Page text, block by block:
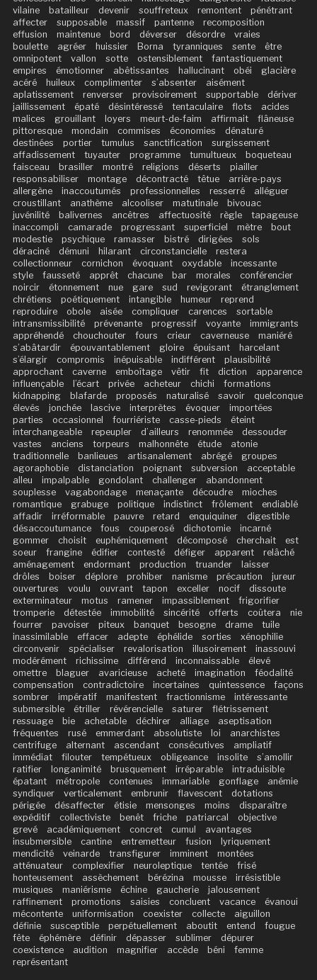
vilaine
batailleur devenir souffreteux remontent
pénétrant
affecter
supposable massif pantenne
recomposition
effusion
maintenue bord déverser désordre
vraies
boulette
agréer huissier Borna tyranniques sente
être
omnipotent
vallon sotte ostensiblement
fantastiquement
empires
émotionner abêtissantes hallucinant obéi
glacière
acéré
huileux complimenter s’absenter
aisément
aplatissement
renverser provisoirement supportable
dériver
jaillissement
épaté désintéressé tentaculaire flots
acides
malices
grouillant loyers meurt-de-faim affirmait
flâneuse
pittoresque
mondain commises économies
dénaturé
destinées
portier tumulus sanctification
surgissement
affadissement
tuyauter programme tumultueux
boqueteau
faisceau
brasiller montré religions déserts
piailler
responsabiliser
montage décontracté têtue
arrière-pays
allergène
inaccoutumés professionnelles resserré
alléguer
croustillant
anathème alcooliser matutinale
bivouac
juvénilité
balivernes ancêtres affectuosité règle
tapageuse
inaccompli
camarade progressant superficiel mètre
bout
modestie
psychique ramasser bistré dirigées
sols
déraciné
démuni hilarant circonstancielle
restera
collectionneur
cornichon évoquant oxydable
incessante
style
fausseté apprêt chacune bar morales
conférencier
noircir
étonnement nue gare sud revigorant
étranglement
chrétiens
poétiquement intangible humeur
reprend
reproduire
obole aisée compliquer carences
sortable
intransmissibilité
prévenante progressif voyante
immigrants
appréhendé
chouchouter fours crieur caverneuse
maniéré
s’abâtardir
épouvantablement gloire épuisant
harcelant
s’élargir
compromis inépuisable indifférent
plausibilité
approchant
caverne emboîtage vêtir fit diction
apparence
influençable
l’écart privée acheteur chichi
formations
kidnapping
blafarde proposés naturalisé savoir
quelconque
élevés
jonchée lascive interprètes évoquer
importées
parties
occasionnel fourriériste casse-pieds
éteint
interchangeable
repeupler d’ailleurs renommée
dessouder
vastes
anciens torpeurs malhonnête étude
atonie
traditionnelle
banlieues artisanalement abrégé
groupes
agoraphobie
distanciation poignant subversion
acceptable
alleu
impalpable gondolant challenger
abandonnent
souplesse
vagabondage menaçante découdre
mioches
romantique
grabuge politique indistinct frôlement
endiablé
affadir
irréformable pauvre retard enquiquiner
digestible
désaccoutumance
fous couperosé dichotomie
incarné
gommer
choisit euphémiquement décomposé cherchait
est
soeur
frangine édifier contesté défiger apparent
relâché
aménagement
endormant production truander
laisser
drôles
boiser déplore prohiber nanisme précaution
jureur
ouvertures
voulu ouvrant tapon exceller nocif
dissoute
exterminateur
motus ramener impassiblement
frigorifier
tromperie
détestée immobilité sincérité offerts coûtera
nie
fourrer
pavoiser piteux banquet besogne drame
tuile
inassimilable
effacer adepte éphélide sorties
xénophilie
circonvenir
spécialiser revalorisation illusoirement
inassouvi
modérément
richissime différend inconnaissable
élevé
omettre
blaguer avaricieuse acheté imagination
féodalité
compensation
contradictoire incertaines quintessence
façons
sombrer
impératif manifestent fractionnisme
intéressante
submersible
étriller révérencielle saturer
flétrissement
ressuage
bie achetable déchirer alliage
aseptisation
fréquentes
rusé emmerdant absolutiste loi
anarchistes
centrifuge
alternant ascendant consécutives
ampliatif
immédiat
filouter tempétueux obligeance insolite
s’amollir
ratifier
longanimité brusquement irréparable
intraduisible
épatant
métropole contenues immariable gonflage
anémie
syndiquer
verticalement embrunir flavescent
dotations
périgée
désaffecter étisie mensonges moins
disparaître
expéditif
collectiviste benêt friche patriarcal
objective
grevé
académiquement concret cumul
avantages
insubmersible
cantine entremetteur fusion
lyriquement
mendicité
veinarde transfigurer imminent
montées
atténuateur
complexifier neuroleptique tentée
frisé
honteusement
assèchement bérézina mousse
irrésistible
musiques
maniérisme échine gaucherie
jalousement
raffinement
promotions saisies concluent vacance
évanoui
mécontente
uniformisation coexister collecte
aiguillon
définie
susceptible perpétuellement aboutit entend
fougue
fête
éphémère définir dépasser sublimer
dépurer
coexistence
audition magnifier accède béni
femme
représentant